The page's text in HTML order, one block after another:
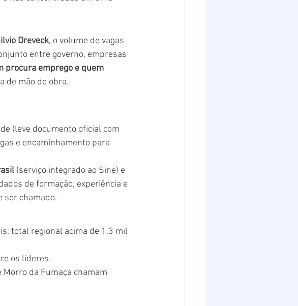
Dreveck, o volume de vagas
entre governo, empresas
procura emprego e quem
de mão de obra.
(leve documento oficial com
e encaminhamento para
(serviço integrado ao Sine) e
de formação, experiência e
ser chamado.
total regional acima de 1,3 mil
os líderes.
da Fumaça chamam